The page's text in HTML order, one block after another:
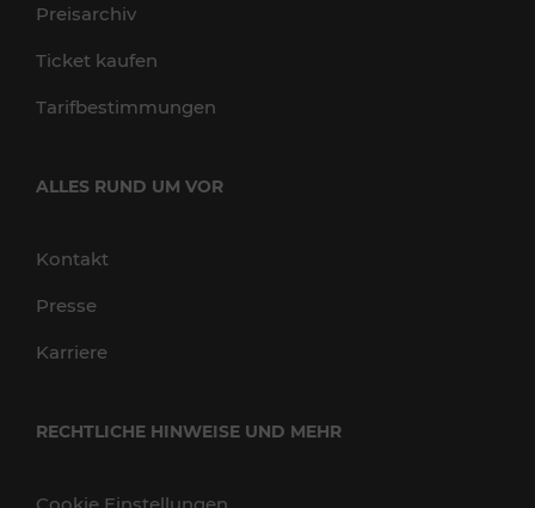
Preisarchiv
Ticket kaufen
Tarifbestimmungen
ALLES RUND UM VOR
Kontakt
Presse
Karriere
RECHTLICHE HINWEISE UND MEHR